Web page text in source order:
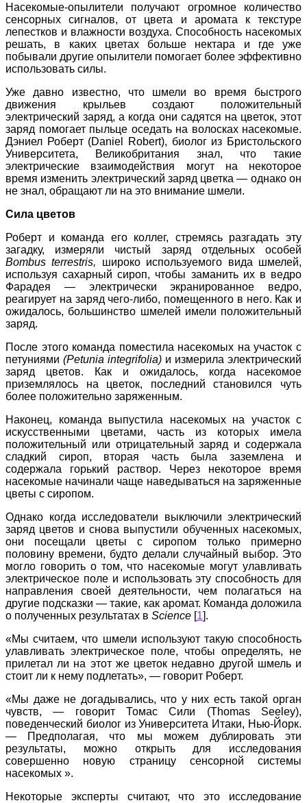
Насекомые-опылители получают огромное количество
сенсорных сигналов, от цвета и аромата к текстуре
лепестков и влажности воздуха. Способность насекомых
решать, в каких цветах больше нектара и где уже
побывали другие опылители помогает более эффективно
использовать силы.
Уже давно известно, что шмели во время быстрого
движения крыльев создают положительный
электрический заряд, а когда они садятся на цветок, этот
заряд помогает пыльце оседать на волосках насекомые.
Дэниел Роберт (Daniel Robert), биолог из Бристольского
Университета, Великобритания знал, что такие
электрические взаимодействия могут на некоторое
время изменить электрический заряд цветка — однако он
не знал, обращают ли на это внимание шмели.
Сила цветов
Роберт и команда его коллег, стремясь разгадать эту
загадку, измеряли чистый заряд отдельных особей
Bombus terrestris, широко используемого вида шмелей,
используя сахарный сироп, чтобы заманить их в ведро
Фарадея — электрически экранированное ведро,
реагирует на заряд чего-либо, помещенного в него. Как и
ожидалось, большинство шмелей имели положительный
заряд.
После этого команда поместила насекомых на участок с
петуниями (Petunia integrifolia) и измерила электрический
заряд цветов. Как и ожидалось, когда насекомое
приземлялось на цветок, последний становился чуть
более положительно заряженным.
Наконец, команда выпустила насекомых на участок с
искусственными цветами, часть из которых имела
положительный или отрицательный заряд и содержала
сладкий сироп, вторая часть была заземлена и
содержала горький раствор. Через некоторое время
насекомые начинали чаще наведываться на заряженные
цветы с сиропом.
Однако когда исследователи выключили электрический
заряд цветов и снова выпустили обученных насекомых,
они посещали цветы с сиропом только примерно
половину времени, будто делали случайный выбор. Это
могло говорить о том, что насекомые могут улавливать
электрическое поле и использовать эту способность для
направления своей деятельности, чем полагаться на
другие подсказки — такие, как аромат. Команда доложила
о полученных результатах в Science [1].
«Мы считаем, что шмели используют такую способность
улавливать электрическое поле, чтобы определять, не
прилетал ли на этот же цветок недавно другой шмель и
стоит ли к нему подлетать», — говорит Роберт.
«Мы даже не догадывались, что у них есть такой орган
чувств, — говорит Томас Сили (Thomas Seeley),
поведенческий биолог из Университета Итаки, Нью-Йорк.
— Предполагая, что мы можем дублировать эти
результаты, можно открыть для исследования
совершенно новую страницу сенсорной системы
насекомых ».
Некоторые эксперты считают, что это исследование